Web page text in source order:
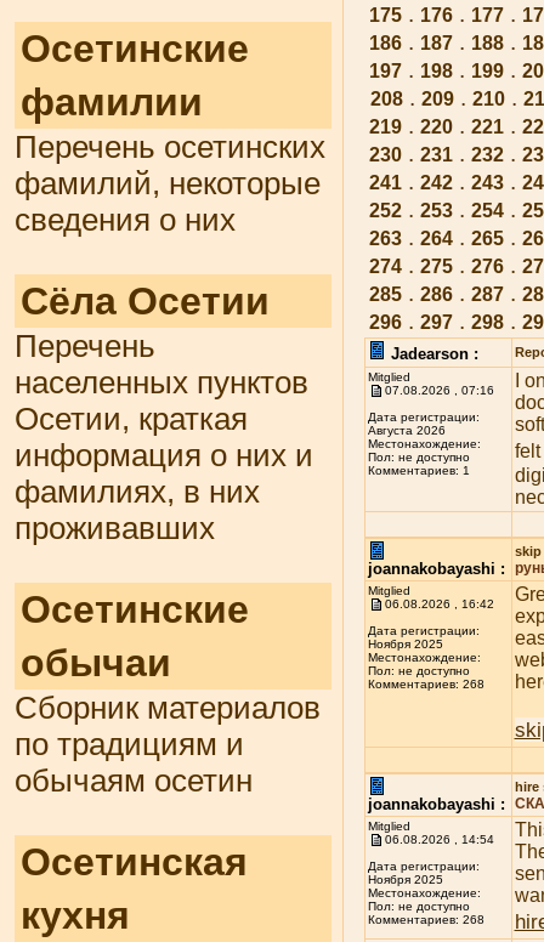
Осетинские
фамилии
Перечень осетинских
фамилий, некоторые
сведения о них
Сёла Осетии
Перечень
населенных пунктов
Осетии, краткая
информация о них и
фамилиях, в них
проживавших
Осетинские
обычаи
Сборник материалов
по традициям и
обычаям осетин
Осетинская
кухня
175 . 176 . 177 .
186 . 187 . 188 .
197 . 198 . 199 .
208. 209. 210.
219 . 220 . 221 .
230 . 231 . 232 .
241 . 242 . 243 .
252 . 253 . 254 .
263 . 264 . 265 .
274 . 275 . 276 .
285 . 286 . 287 .
296 . 297 . 298 .
Jadearson :
Mitglied
07.08.2026 , 07:16
Дата регистрации:
Августа 2026
Местонахождение:
Пол: не доступно
Комментариев: 1
I
joannakobayashi :
Mitglied
06.08.2026 , 16:42
Дата регистрации:
Ноября 2025
Местонахождение:
Пол: не доступно
Комментариев: 268
joannakobayashi :
hire
Mitglied
06.08.2026 , 14:54
Дата регистрации:
Ноября 2025
Местонахождение:
Пол: не доступно
Комментариев: 268